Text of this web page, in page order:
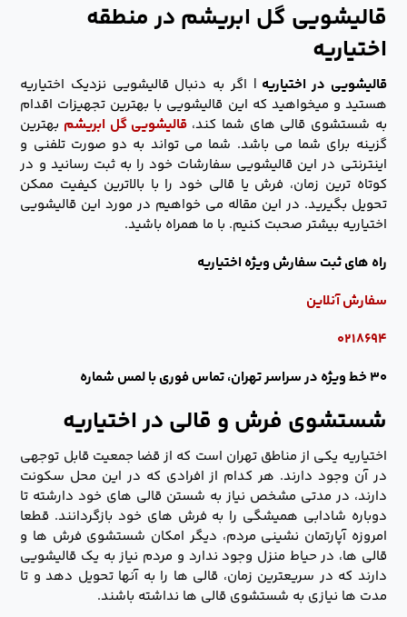
قالیشویی گل ابریشم در منطقه
اختیاریه
قالیشویی در اختیاریه | اگر به دنبال قالیشویی نزدیک اختیاریه
هستید و میخواهید که این قالیشویی با بهترین تجهیزات اقدام
به شستشوی قالی های شما کند، قالیشویی گل ابریشم بهترین
گزینه برای شما می باشد. شما می تواند به دو صورت تلفنی و
اینترنتی در این قالیشویی سفارشات خود را به ثبت رسانید و در
کوتاه ترین زمان، فرش یا قالی خود را با بالاترین کیفیت ممکن
تحویل بگیرید. در این مقاله می خواهیم در مورد این قالیشویی
اختیاریه بیشتر صحبت کنیم. با ما همراه باشید.
راه های ثبت سفارش ویژه اختیاریه
سفارش آنلاین
۰۲۱۸۶۹۴
۳۰ خط ویژه در سراسر تهران، تماس فوری با لمس شماره
شستشوی فرش و قالی در اختیاریه
اختیاریه یکی از مناطق تهران است که از قضا جمعیت قابل توجهی
در آن وجود دارند. هر کدام از افرادی که در این محل سکونت
دارند، در مدتی مشخص نیاز به شستن قالی های خود دارشته تا
دوباره شادابی همیشگی را به فرش های خود بازگردانند. قطعا
امروزه آپارتمان نشینی مردم، دیگر امکان شستشوی فرش ها و
قالی ها، در حیاط منزل وجود ندارد و مردم نیاز به یک قالیشویی
دارند که در سریعترین زمان، قالی ها را به آنها تحویل دهد و تا
مدت ها نیازی به شستشوی قالی ها نداشته باشند.